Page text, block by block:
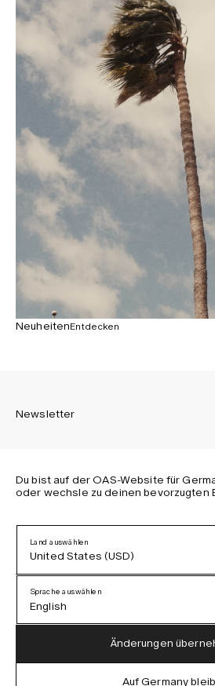
NeuheitenEntdecken
Newsletter
Melden Sie sich an, um die neuesten
Datenschutzerklärung
AGB
Barrierefreiheit
Cookie-Richtlinie
Du bist auf der OAS-Website für
oder wechsle zu deinen bevorzugten
Land auswählen
United States (USD)
Austria (EUR)
Sprache auswählen
English
German
Änderungen
Auf Germany